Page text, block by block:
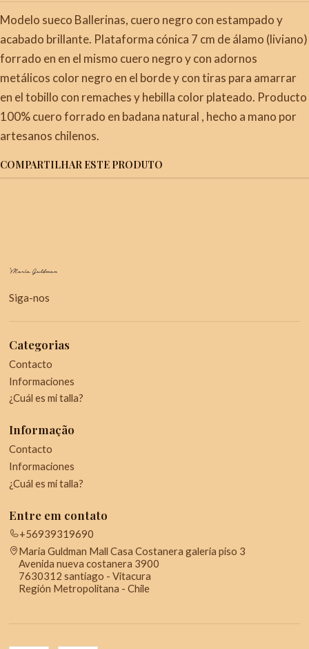
Modelo sueco Ballerinas, cuero negro con estampado y
acabado brillante. Plataforma cónica 7 cm de álamo (liviano)
forrado en en el mismo cuero negro y con adornos
metálicos color negro en el borde y con tiras para amarrar
en el tobillo con remaches y hebilla color plateado. Producto
100% cuero forrado en badana natural , hecho a mano por
artesanos chilenos.
COMPARTILHAR ESTE PRODUTO
Siga-nos
Categorias
Contacto
Informaciones
¿Cuál es mi talla?
Informação
Contacto
Informaciones
¿Cuál es mi talla?
Entre em contato
+56939319690
Maria Guldman Mall Casa Costanera galeria piso 3
Avenida nueva costanera 3900
7630312 santiago - Vitacura
Región Metropolitana - Chile